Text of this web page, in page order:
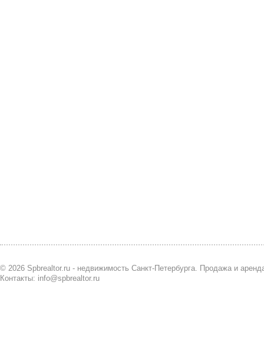
© 2026 Spbrealtor.ru - недвижимость Санкт-Петербурга. Продажа и
Контакты: info@spbrealtor.ru